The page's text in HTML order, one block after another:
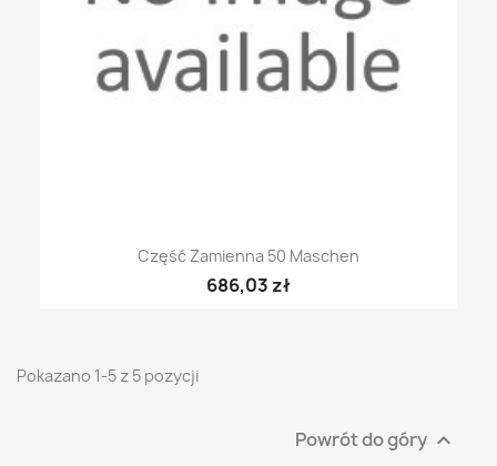
Część Zamienna 50 Maschen
686,03 zł
Pokazano 1-5 z 5 pozycji
Powrót do góry 